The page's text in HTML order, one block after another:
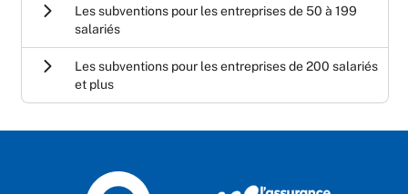
Les subventions pour les entreprises de 50 à 199
salariés
Les subventions pour les entreprises de 200 salariés
et plus